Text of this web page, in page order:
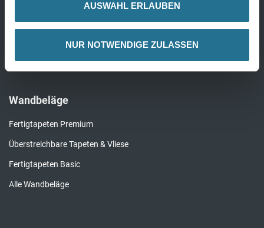
AUSWAHL ERLAUBEN
NUR NOTWENDIGE ZULASSEN
Kork
Alle Bödenbeläge
Wandbeläge
Fertigtapeten Premium
Überstreichbare Tapeten & Vliese
Fertigtapeten Basic
Alle Wandbeläge